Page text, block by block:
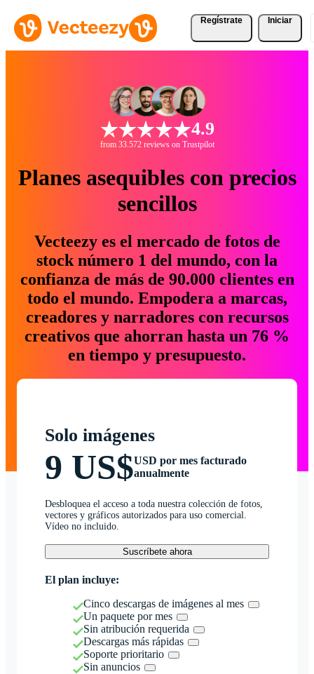
Regístrate Iniciar
4.9
from 33.572 reviews on Trustpilot
Planes asequibles con precios
sencillos
Vecteezy es el mercado de fotos de
stock número 1 del mundo, con la
confianza de más de 90.000 clientes en
todo el mundo. Empodera a marcas,
creadores y narradores con recursos
creativos que ahorran hasta un 76 %
en tiempo y presupuesto.
Solo imágenes
9 US$USD por mes facturado
anualmente
Desbloquea el acceso a toda nuestra colección de fotos,
vectores y gráficos autorizados para uso comercial.
Vídeo no incluido.
Suscríbete ahora
El plan incluye:
Cinco descargas de imágenes al mes
Un paquete por mes
Sin atribución requerida
Descargas más rápidas
Soporte prioritario
Sin anuncios